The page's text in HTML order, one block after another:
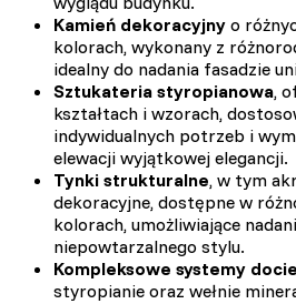
Kamień dekoracyjny o
kolorach, wykonany z
idealny do nadania fasadzie
Sztukateria styropianowa,
kształtach i wzorach,
indywidualnych potrzeb i
elewacji wyjątkowej elegancji.
Tynki strukturalne, w tym
dekoracyjne, dostępne w
kolorach, umożliwiające
niepowtarzalnego stylu.
Kompleksowe systemy
styropianie oraz wełnie